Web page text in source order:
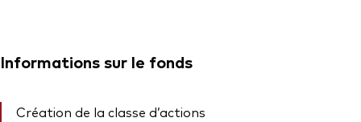
Informations sur le fonds
Création de la classe d’actions